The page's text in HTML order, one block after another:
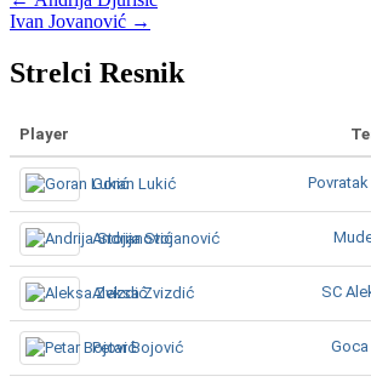
navigation
Ivan Jovanović →
Strelci Resnik
Player
Goran Lukić
Andrija Stojanović
Aleksa Zvizdić SC
Petar Bojović